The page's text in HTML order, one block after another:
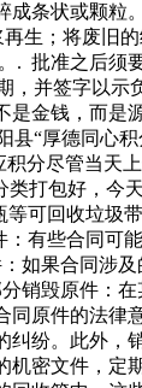
成条状或颗粒
生；将废旧
. 批准之后须
并签字以示
金钱，而是
县“厚德同心
分尽管当天
打包好，今
可回收垃圾
有些合同可
如果合同涉
销毁原件：
同原件的法律
纷。此外，
密文件，定